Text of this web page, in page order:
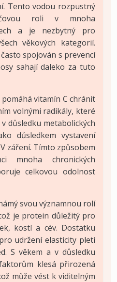
Tento vodou rozpustný
roli v mnoha
a je nezbytný pro
věkových kategorií.
spojován s prevencí
sahají daleko za tuto
vitamín C chránit
volnými radikály, které
důsledku metabolických
důsledkem vystavení
záření. Tímto způsobem
mnoha chronických
celkovou odolnost
svou významnou rolí
je protein důležitý pro
kostí a cév. Dostatku
udržení elasticity pleti
S věkem a v důsledku
klesá přirozená
může vést k viditelným